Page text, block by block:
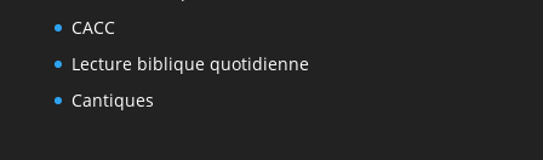
CACC
Lecture biblique quotidienne
Cantiques